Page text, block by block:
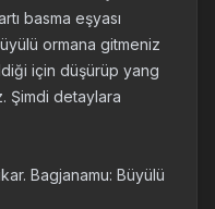
basma eşyası
ormana gitmeniz
için düşürüp yang
Şimdi detaylara
Bagjanamu: Büyülü